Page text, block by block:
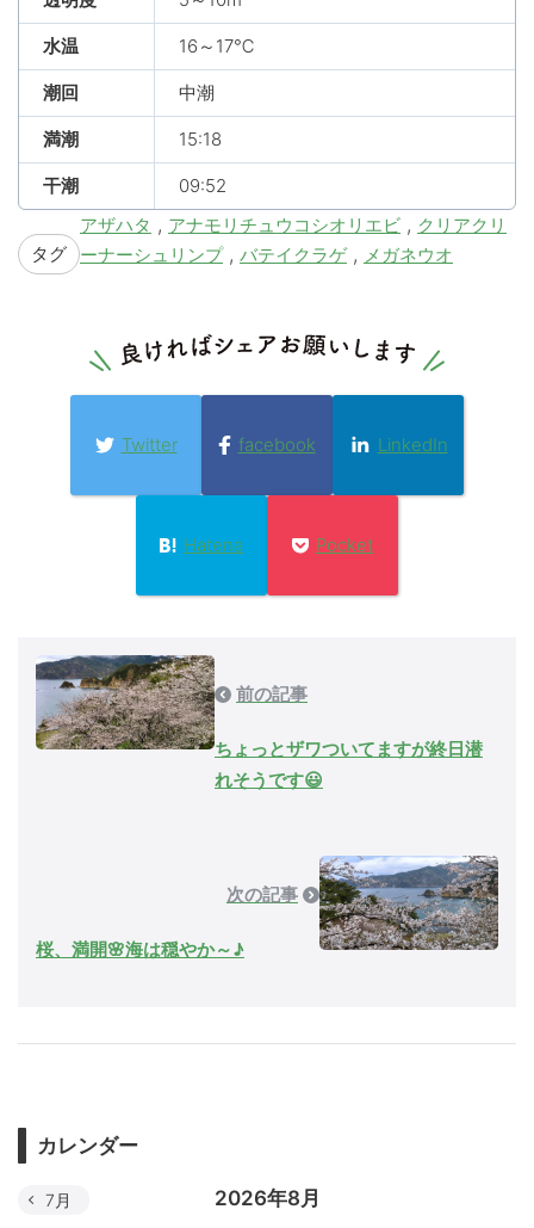
水温 16～17℃
潮回 中潮
満潮 15:18
干潮 09:52
タグ
アザハタ , アナモリチュウコシオリエビ , クリアクリ
ーナーシュリンプ, バテイクラゲ, メガネウオ
Twitter facebook LinkedIn
Hatena Pocket
前の記事
ちょっとザワついてますが終日潜
れそうです😃
次の記事
桜、満開🌸海は穏やか～♪
カレンダー
2026年8月
7月